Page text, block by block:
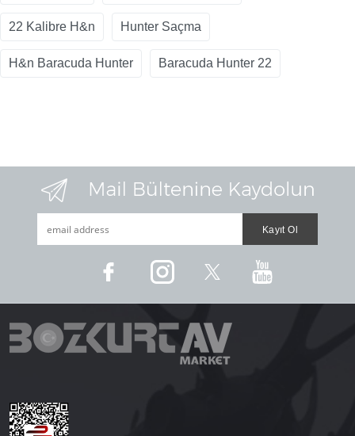
22 Kalibre H&n Hunter Saçma
H&n Baracuda Hunter Baracuda Hunter 22